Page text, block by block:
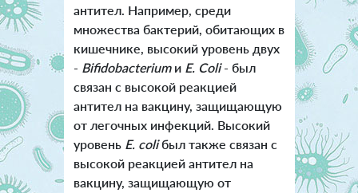
антител. Например, среди
множества бактерий, обитающих в
кишечнике, высокий уровень двух
- Bifidobacteriumи E. Coli- был
связан с высокой реакцией
антител на вакцину, защищающую
от легочных инфекций. Высокий
уровеньE. coliбыл также связан с
высокой реакцией антител на
вакцину, защищающую от